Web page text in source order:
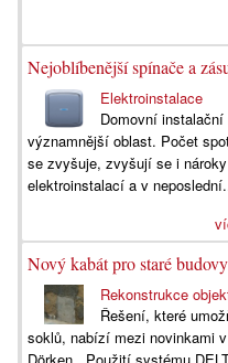
Nejoblíbenější spínače a
Elektroinstalace
Domovní
významnější oblast. Počet
se zvyšuje, zvyšují se i
elektroinstalací a v
Nový kabát pro staré budovy
Rekonstrukce
Řešení, které
soklů, nabízí mezi novinkami